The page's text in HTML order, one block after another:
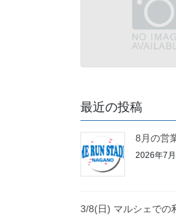
最近の投稿
8月の営
2026年7
3/8(日) マルシェでの